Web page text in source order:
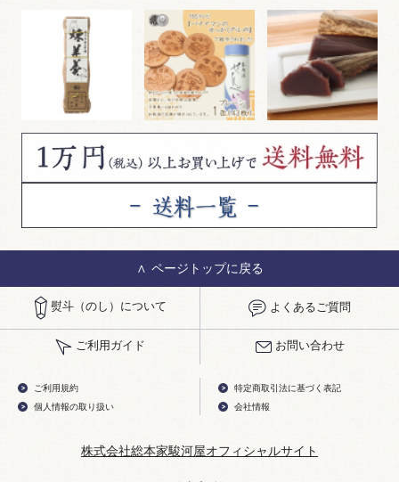
ページトップに戻る
熨斗（のし）について よくあるご質問
ご利用ガイド お問い合わせ
ご利用規約
特定商取引法に基づく表記
個人情報の取り扱い
会社情報
株式会社総本家駿河屋オフィシャルサイト